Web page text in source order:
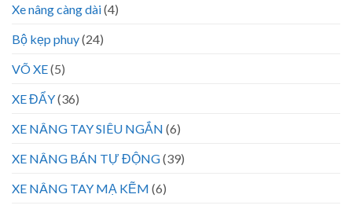
Xe nâng càng dài(4)
Bộ kẹp phuy(24)
VÕ XE(5)
XE ĐẨY(36)
XE NÂNG TAY SIÊU NGẮN (6)
XE NÂNG BÁN TỰ ĐỘNG(39)
XE NÂNG TAY MẠ KẼM (6)